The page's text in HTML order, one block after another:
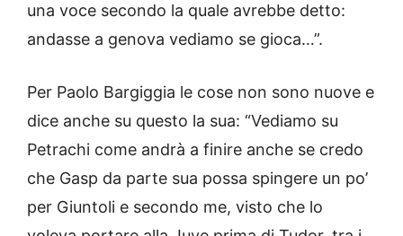
una voce secondo la quale avrebbe detto:
andasse a genova vediamo se gioca…”.
Per Paolo Bargiggia le cose non sono nuove e
dice anche su questo la sua: “Vediamo su
Petrachi come andrà a finire anche se credo
che Gasp da parte sua possa spingere un po’
per Giuntoli e secondo me, visto che lo